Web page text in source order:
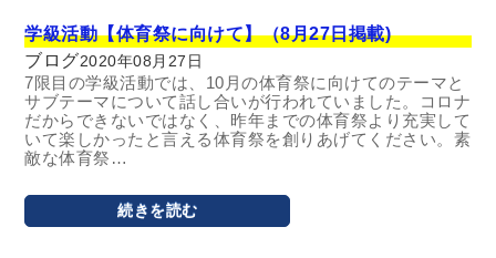
学級活動【体育祭に向けて】（8月27日掲載)
ブログ2020年08月27日
7限目の学級活動では、10月の体育祭に向けてのテーマと
サブテーマについて話し合いが行われていました。コロナ
だからできないではなく、昨年までの体育祭より充実して
いて楽しかったと言える体育祭を創りあげてください。素
敵な体育祭…
続きを読む